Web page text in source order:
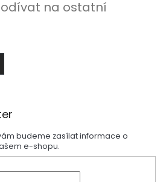
na ostatní
budeme zasílat informace o
e-shopu.